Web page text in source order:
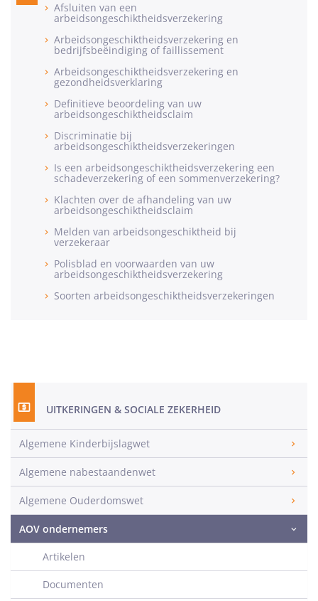
Afsluiten van een
arbeidsongeschiktheidsverzekering
Arbeidsongeschiktheidsverzekering en
bedrijfsbeëindiging of faillissement
Arbeidsongeschiktheidsverzekering en
gezondheidsverklaring
Definitieve beoordeling van uw
arbeidsongeschiktheidsclaim
Discriminatie bij
arbeidsongeschiktheidsverzekeringen
Is een arbeidsongeschiktheidsverzekering een
schadeverzekering of een sommenverzekering?
Klachten over de afhandeling van uw
arbeidsongeschiktheidsclaim
Melden van arbeidsongeschiktheid bij
verzekeraar
Polisblad en voorwaarden van uw
arbeidsongeschiktheidsverzekering
Soorten arbeidsongeschiktheidsverzekeringen
UITKERINGEN & SOCIALE ZEKERHEID
Algemene Kinderbijslagwet
Algemene nabestaandenwet
Algemene Ouderdomswet
AOV ondernemers
Artikelen
Documenten